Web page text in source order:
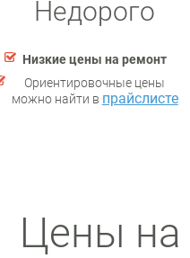
Недорого
Низкие цены на ремонт
Ориентировочные цены
можно найти в прайслисте
Цены на